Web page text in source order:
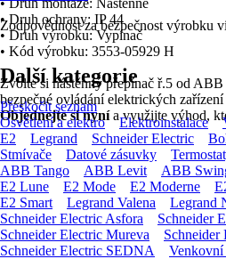
• Druh montáže: Nástěnné
• Druh ochrany: IP 44
• Druh výrobku: Vypínač
• Kód výrobku: 3553-05929 H
Zvolte si nástěnný přepínač ř.5 od
bezpečné ovládání elektrických
Objednejte si nynía využijte výhod,
Zodpovědnost za bezpečnost výrobku
Další kategorie
Přeskočit seznam
Osvětlení a elektro
Elektroinstalace
E2
Legrand Schneider Electric
Stmívače
Datové zásuvky
ABB Tango
ABB Levit ABB
E2 Lune
E2 Mode E2 Moderne
E2 Smart
Legrand Valena Legrand
Schneider Electric Asfora
Schneider
Schneider Electric Mureva
Schneider
Schneider Electric SEDNA
Venkovní